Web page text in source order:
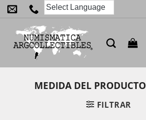
Saltar
al
contenido
MEDIDA DEL PRODUCTO
FILTRAR